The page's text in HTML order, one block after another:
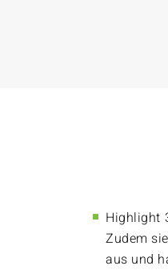
Highlight
Zudem
aus und